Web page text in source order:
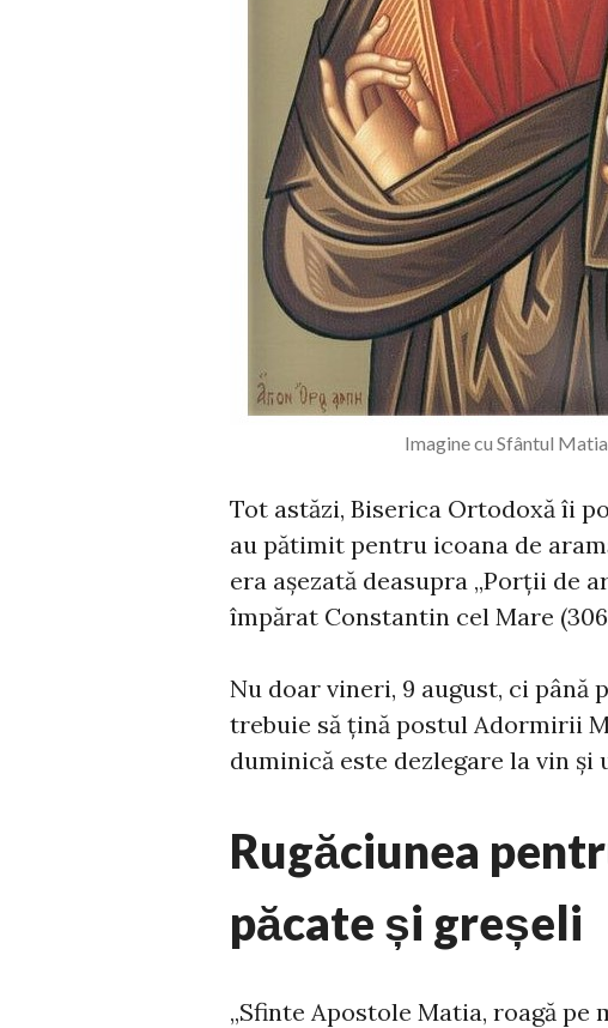
Imagine cu Sfântul
Tot astăzi, Biserica Ortodoxă îi
au pătimit pentru icoana de
era așezată deasupra „Porții de
împărat Constantin cel Mare
Nu doar vineri, 9 august, ci până
trebuie să țină postul Adormirii
duminică este dezlegare la vin și
Rugăciunea
păcate și greșeli
„Sfinte Apostole Matia, roagă pe